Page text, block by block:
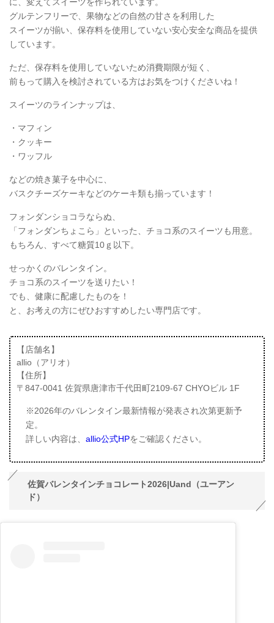
グルテンフリーで、果物などの自然の甘さを利用した
スイーツが揃い、保存料を使用していない安心安全な商品を提供
しています。
ただ、保存料を使用していないため消費期限が短く、
前もって購入を検討されている方はお気をつけくださいね！
スイーツのラインナップは、
・マフィン
・クッキー
・ワッフル
などの焼き菓子を中心に、
バスクチーズケーキなどのケーキ類も揃っています！
フォンダンショコラならぬ、
「フォンダンちょこら」といった、チョコ系のスイーツも用意。
もちろん、すべて糖質10ｇ以下。
せっかくのバレンタイン。
チョコ系のスイーツを送りたい！
でも、健康に配慮したものを！
と、お考えの方にぜひおすすめしたい専門店です。
【店舗名】
allio（アリオ）
【住所】
〒847-0041 佐賀県唐津市千代田町2109-67 CHYOビル 1F
※2026年のバレンタイン最新情報が発表され次第更新予
定。
詳しい内容は、 allio公式HPをご確認ください。
佐賀バレンタインチョコレート2026|Uand（ユーアン
ド）